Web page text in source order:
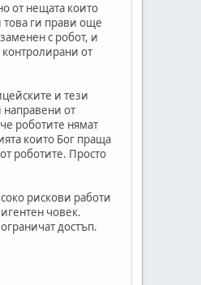
от нещата които
това ги прави още
с робот, и
от
и тези
направени от
роботите нямат
които Бог праща
роботите. Просто
рискови работи
човек.
достъп.